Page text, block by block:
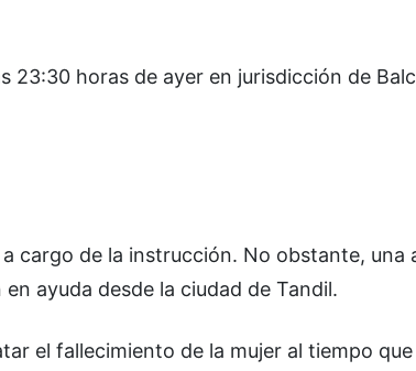
23:30 horas de ayer en jurisdicción de
cargo de la instrucción. No obstante, una
ayuda desde la ciudad de Tandil.
el fallecimiento de la mujer al tiempo que